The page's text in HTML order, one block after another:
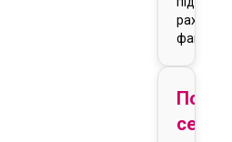
рахунку-
фактури